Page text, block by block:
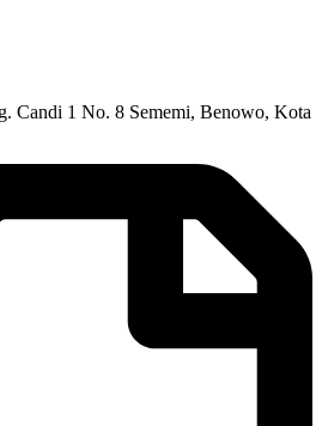
Candi 1 No. 8 Sememi, Benowo, Kota